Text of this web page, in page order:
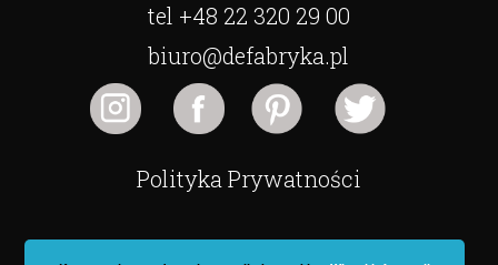
tel +48 22 320 29 00
biuro@defabryka.pl
Polityka Prywatności